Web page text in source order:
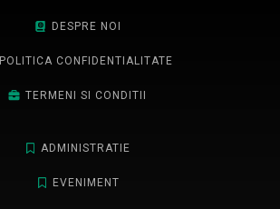
DESPRE NOI
POLITICA CONFIDENTIALITATE
TERMENI SI CONDITII
ADMINISTRATIE
EVENIMENT